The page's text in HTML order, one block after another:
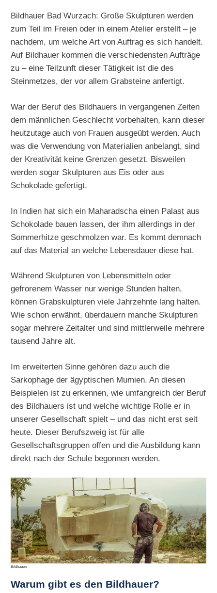
Bildhauer Bad Wurzach: Große Skulpturen werden
zum Teil im Freien oder in einem Atelier erstellt – je
nachdem, um welche Art von Auftrag es sich handelt.
Auf Bildhauer kommen die verschiedensten Aufträge
zu – eine Teilzunft dieser Tätigkeit ist die des
Steinmetzes, der vor allem Grabsteine anfertigt.
War der Beruf des Bildhauers in vergangenen Zeiten
dem männlichen Geschlecht vorbehalten, kann dieser
heutzutage auch von Frauen ausgeübt werden. Auch
was die Verwendung von Materialien anbelangt, sind
der Kreativität keine Grenzen gesetzt. Bisweilen
werden sogar Skulpturen aus Eis oder aus
Schokolade gefertigt.
In Indien hat sich ein Maharadscha einen Palast aus
Schokolade bauen lassen, der ihm allerdings in der
Sommerhitze geschmolzen war. Es kommt demnach
auf das Material an welche Lebensdauer diese hat.
Während Skulpturen von Lebensmitteln oder
gefrorenem Wasser nur wenige Stunden halten,
können Grabskulpturen viele Jahrzehnte lang halten.
Wie schon erwähnt, überdauern manche Skulpturen
sogar mehrere Zeitalter und sind mittlerweile mehrere
tausend Jahre alt.
Im erweiterten Sinne gehören dazu auch die
Sarkophage der ägyptischen Mumien. An diesen
Beispielen ist zu erkennen, wie umfangreich der Beruf
des Bildhauers ist und welche wichtige Rolle er in
unserer Gesellschaft spielt – und das nicht erst seit
heute. Dieser Berufszweig ist für alle
Gesellschaftsgruppen offen und die Ausbildung kann
direkt nach der Schule begonnen werden.
Bildhauen
Warum gibt es den Bildhauer?